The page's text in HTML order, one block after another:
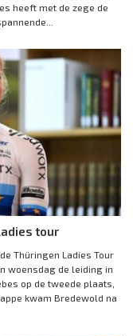
heeft met de zege de
tour
Thüringen Ladies Tour
woensdag de leiding in
op de tweede plaats,
kwam Bredewold na